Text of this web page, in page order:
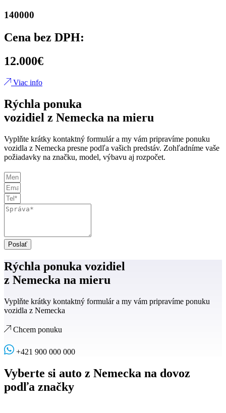
140000
Cena bez DPH:
12.000€
Viac info
Rýchla ponuka
vozidiel z Nemecka na mieru
Vyplňte krátky kontaktný formulár a my vám pripravíme ponuku
vozidla z Nemecka presne podľa vašich predstáv. Zohľadníme vaše
požiadavky na značku, model, výbavu aj rozpočet.
Poslať
Rýchla ponuka vozidiel
z Nemecka na mieru
Vyplňte krátky kontaktný formulár a my vám pripravíme ponuku
vozidla z Nemecka
Chcem ponuku
+421 900 000 000
Vyberte si auto z Nemecka na dovoz
podľa značky